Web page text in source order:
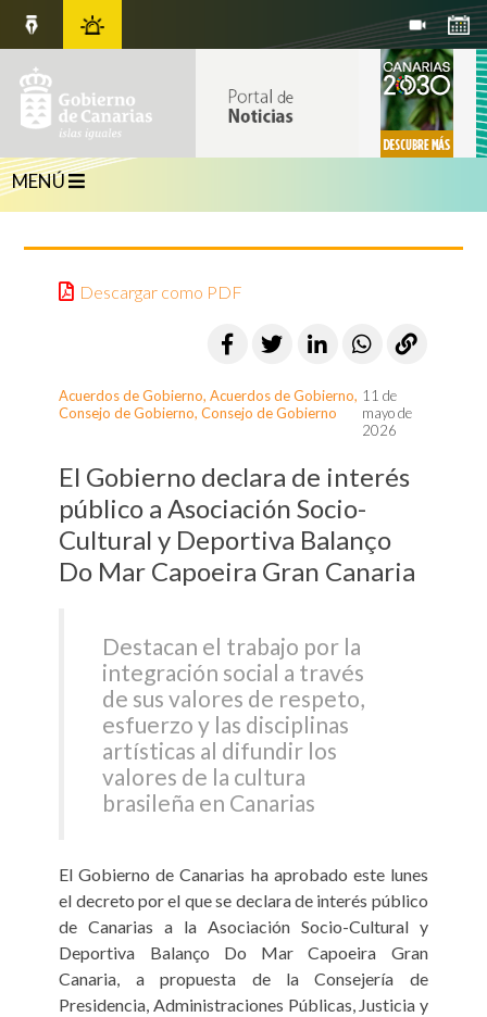
MENÚ
Descargar como PDF
Acuerdos de Gobierno,Acuerdos de Gobierno,
Consejo de Gobierno,Consejo de Gobierno
11 de
mayo de
2026
El Gobierno declara de interés
público a Asociación Socio-
Cultural y Deportiva Balanço
Do Mar Capoeira Gran Canaria
Destacan el trabajo por la
integración social a través
de sus valores de respeto,
esfuerzo y las disciplinas
artísticas al difundir los
valores de la cultura
brasileña en Canarias
El Gobierno de Canarias ha aprobado este lunes
el decreto por el que se declara de interés público
de Canarias a la Asociación Socio-Cultural y
Deportiva Balanço Do Mar Capoeira Gran
Canaria, a propuesta de la Consejería de
Presidencia, Administraciones Públicas, Justicia y